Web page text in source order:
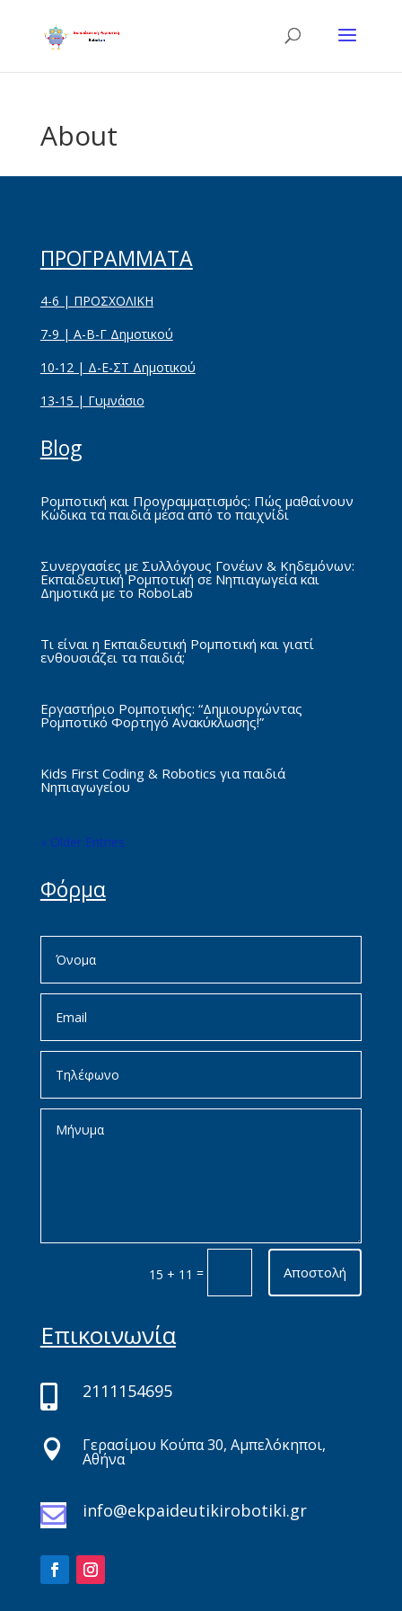
About
ΠΡΟΓΡΑΜΜΑΤΑ
4-6 | ΠΡΟΣΧΟΛΙΚΗ
7-9 | Α-Β-Γ Δημοτικού
10-12 | Δ-Ε-ΣΤ Δημοτικού
13-15 | Γυμνάσιο
Blog
Ρομποτική και Προγραμματισμός: Πώς μαθαίνουν
Κώδικα τα παιδιά μέσα από το παιχνίδι
Συνεργασίες με Συλλόγους Γονέων & Κηδεμόνων:
Εκπαιδευτική Ρομποτική σε Νηπιαγωγεία και
Δημοτικά με το RoboLab
Τι είναι η Εκπαιδευτική Ρομποτική και γιατί
ενθουσιάζει τα παιδιά;
Εργαστήριο Ρομποτικής: “Δημιουργώντας
Ρομποτικό Φορτηγό Ανακύκλωσης!”
Kids First Coding & Robotics για παιδιά
Νηπιαγωγείου
« Older Entries
Φόρμα
15 + 11 = Αποστολή
Επικοινωνία
 2111154695
 Γερασίμου Κούπα 30, Αμπελόκηποι,
Αθήνα
 info@ekpaideutikirobotiki.gr